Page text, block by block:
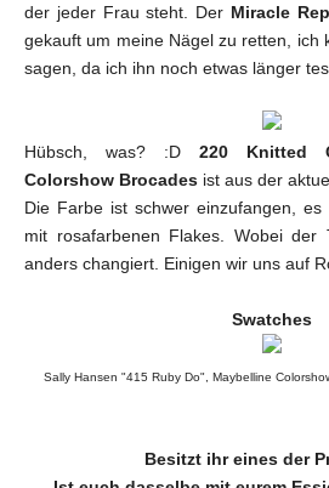
der jeder Frau steht. Der Miracle
gekauft um meine Nägel zu retten, ich
sagen, da ich ihn noch etwas länger
Hübsch, was? :D 220 Knitted
Colorshow Brocades ist aus der
Die Farbe ist schwer einzufangen,
mit rosafarbenen Flakes. Wobei der
anders changiert. Einigen wir uns auf
Swatches
Sally Hansen "415 Ruby Do", Maybelline
Besitzt ihr eines der